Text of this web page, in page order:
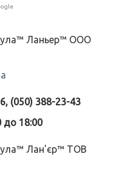
Ланьер™ ООО
(050) 388-23-43
до 18:00
Лан'єр™ ТОВ